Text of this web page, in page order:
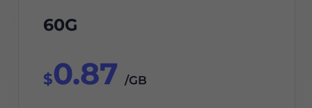
60G
$0.87 /GB